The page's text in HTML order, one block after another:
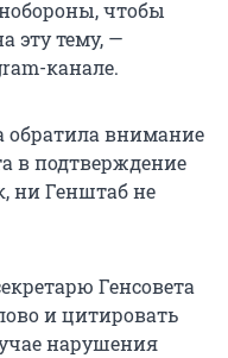
чтобы
эту тему, —
канале.
обратила внимание
в подтверждение
ни Генштаб не
Генсовета
и цитировать
нарушения